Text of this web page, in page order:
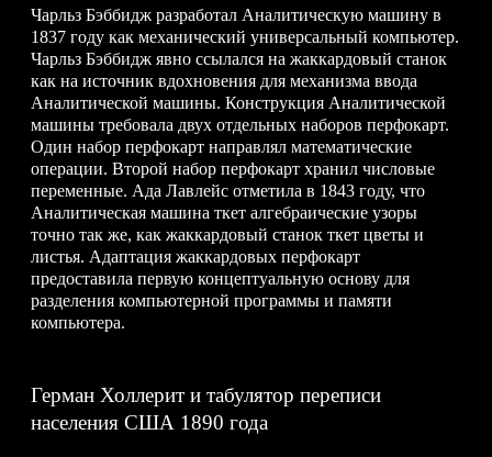
Чарльз Бэббидж разработал Аналитическую машину в
1837 году как механический универсальный компьютер.
Чарльз Бэббидж явно ссылался на жаккардовый станок
как на источник вдохновения для механизма ввода
Аналитической машины. Конструкция Аналитической
машины требовала двух отдельных наборов перфокарт.
Один набор перфокарт направлял математические
операции. Второй набор перфокарт хранил числовые
переменные. Ада Лавлейс отметила в 1843 году, что
Аналитическая машина ткет алгебраические узоры
точно так же, как жаккардовый станок ткет цветы и
листья. Адаптация жаккардовых перфокарт
предоставила первую концептуальную основу для
разделения компьютерной программы и памяти
компьютера.
Герман Холлерит и табулятор переписи
населения США 1890 года